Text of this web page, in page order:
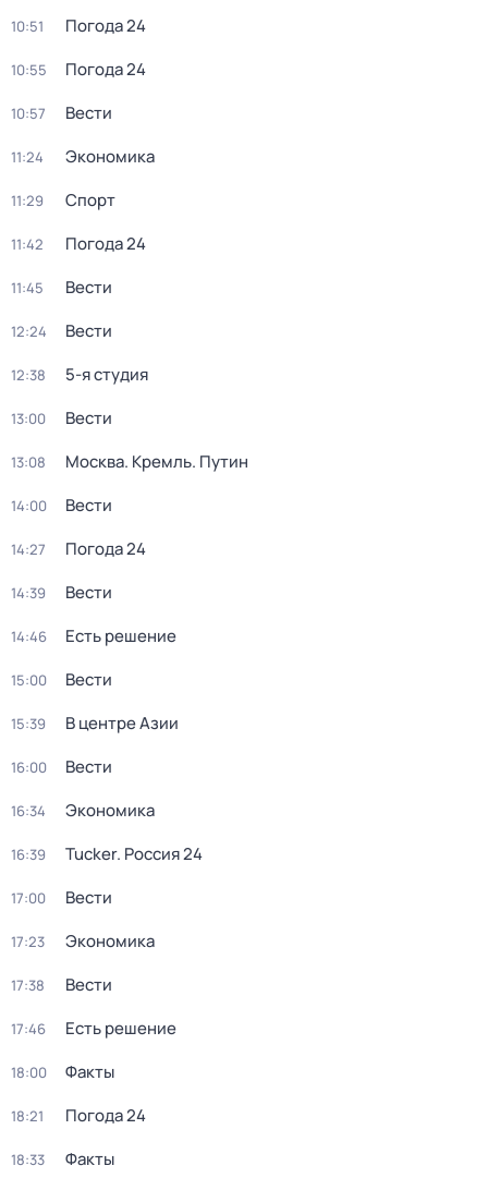
10:51 Погода 24
10:55 Погода 24
10:57 Вести
11:24 Экономика
11:29 Спорт
11:42 Погода 24
11:45 Вести
12:24 Вести
12:38 5-я студия
13:00 Вести
13:08 Москва. Кремль. Путин
14:00 Вести
14:27 Погода 24
14:39 Вести
14:46 Есть решение
15:00 Вести
15:39 В центре Азии
16:00 Вести
16:34 Экономика
16:39 Tucker. Россия 24
17:00 Вести
17:23 Экономика
17:38 Вести
17:46 Есть решение
18:00 Факты
18:21 Погода 24
18:33 Факты